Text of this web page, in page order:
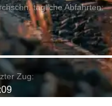
tägliche Abfahrten:
Zug: